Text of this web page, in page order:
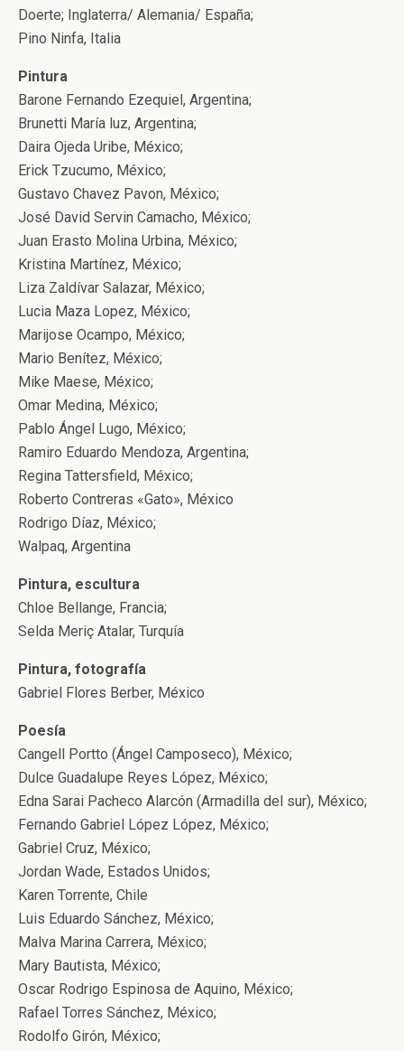
Doerte; Inglaterra/ Alemania/ España;
Pino Ninfa, Italia
Pintura
Barone Fernando Ezequiel, Argentina;
Brunetti María luz, Argentina;
Daira Ojeda Uribe, México;
Erick Tzucumo, México;
Gustavo Chavez Pavon, México;
José David Servin Camacho, México;
Juan Erasto Molina Urbina, México;
Kristina Martínez, México;
Liza Zaldívar Salazar, México;
Lucia Maza Lopez, México;
Marijose Ocampo, México;
Mario Benítez, México;
Mike Maese, México;
Omar Medina, México;
Pablo Ángel Lugo, México;
Ramiro Eduardo Mendoza, Argentina;
Regina Tattersfield, México;
Roberto Contreras «Gato», México
Rodrigo Díaz, México;
Walpaq, Argentina
Pintura, escultura
Chloe Bellange, Francia;
Selda Meriç Atalar, Turquía
Pintura, fotografía
Gabriel Flores Berber, México
Poesía
Cangell Portto (Ángel Camposeco), México;
Dulce Guadalupe Reyes López, México;
Edna Sarai Pacheco Alarcón (Armadilla del sur), México;
Fernando Gabriel López López, México;
Gabriel Cruz, México;
Jordan Wade, Estados Unidos;
Karen Torrente, Chile
Luis Eduardo Sánchez, México;
Malva Marina Carrera, México;
Mary Bautista, México;
Oscar Rodrigo Espinosa de Aquino, México;
Rafael Torres Sánchez, México;
Rodolfo Girón, México;